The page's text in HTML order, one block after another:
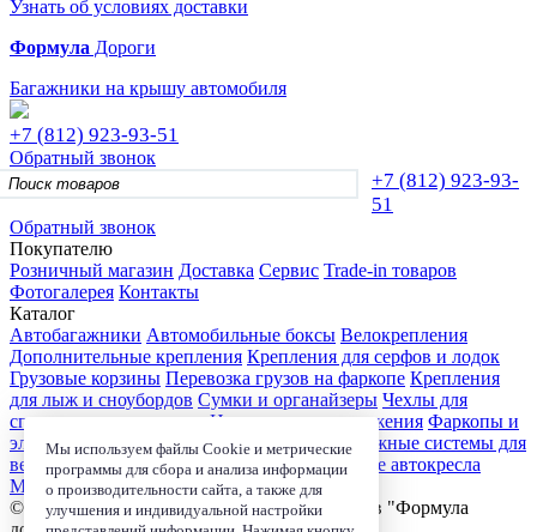
Узнать об условиях доставки
Формула Дороги
Багажники на крышу автомобиля
+7 (812) 923-93-51
Обратный звонок
+7 (812) 923-93-
51
Обратный звонок
Покупателю
Розничный магазин Доставка Сервис Trade-in товаров
Фотогалерея Контакты
Каталог
Автобагажники Автомобильные боксы Велокрепления
Дополнительные крепления Крепления для серфов и лодок
Грузовые корзины Перевозка грузов на фаркопе Крепления
для лыж и сноубордов Сумки и органайзеры Чехлы для
спортивного инвентаря
Цепи противоскольжения Фаркопы и
электрика Детские коляски Велокресла Багажные системы для
велосипедов Чехлы для электроники Детские автокресла
Маркизы и навесы
© 2006-2026, Магазин-салон автобагажников "Формула
Мы используем файлы Cookie и метрические
программы для сбора и анализа информации
о производительности сайта, а также для
улучшения и индивидуальной настройки